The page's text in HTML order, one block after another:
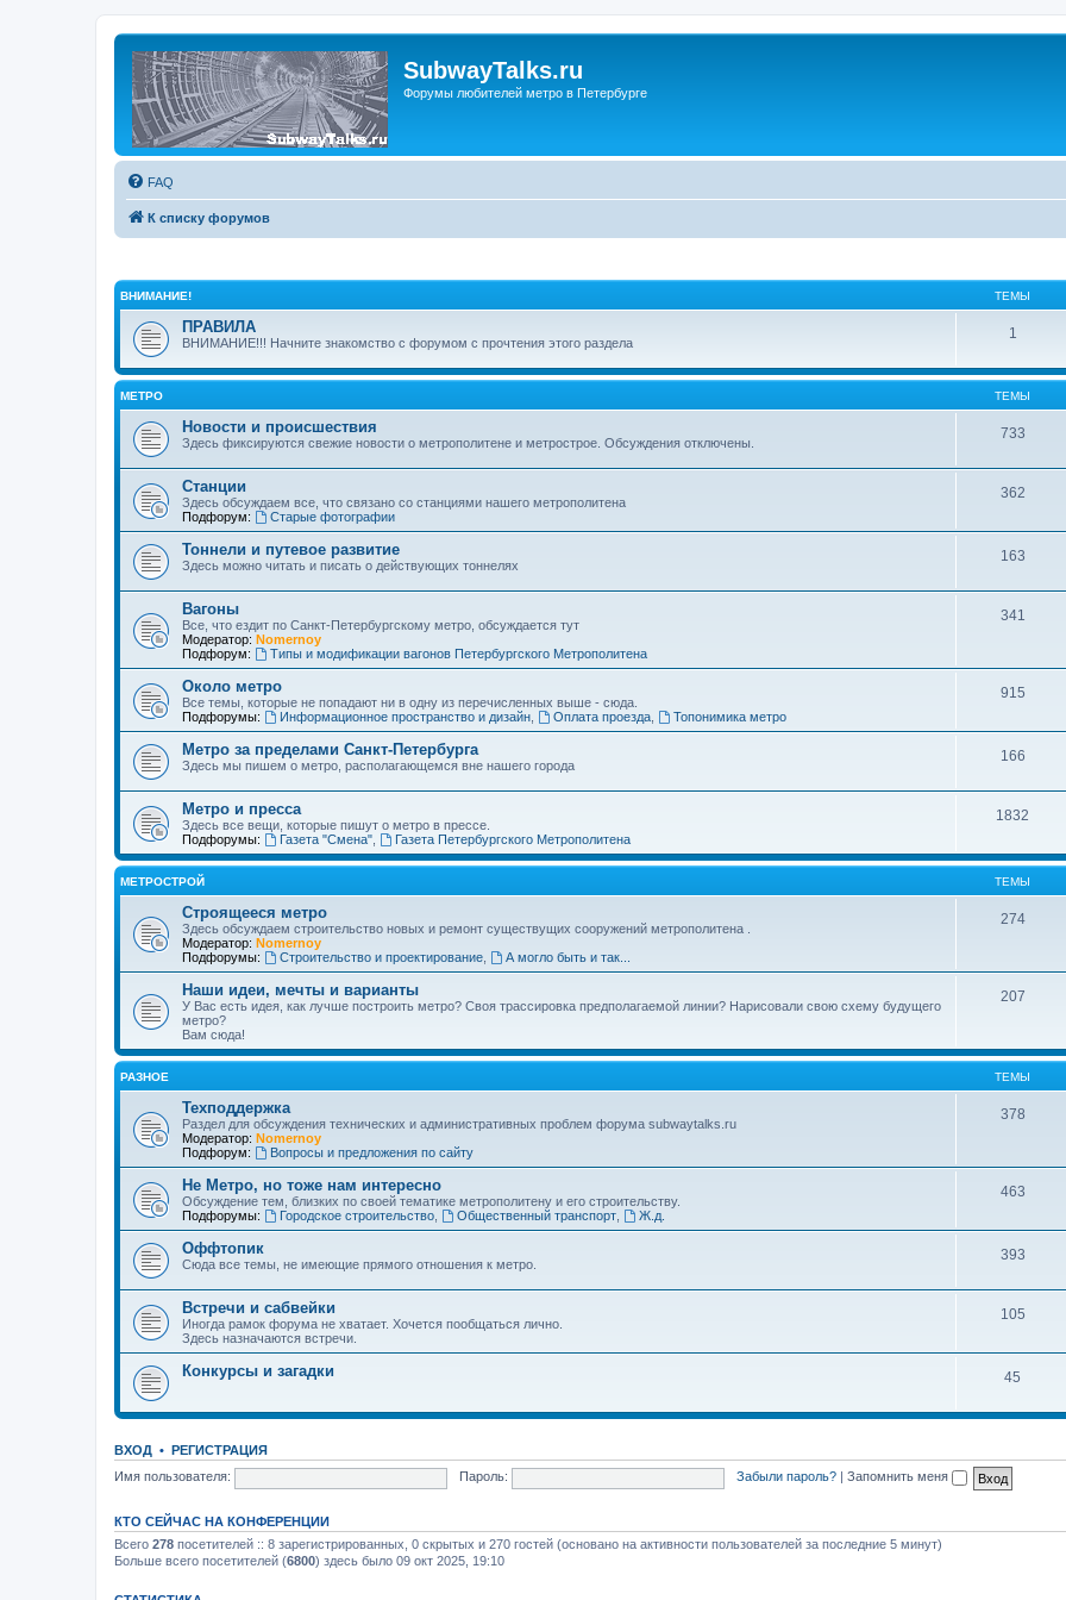
SubwayTalks.ru
Форумы любителей метро в Петербурге
FAQ
К списку форумов
ВНИМАНИЕ! ТЕМЫ
ПРАВИЛА
ВНИМАНИЕ!!! Начните знакомство с форумом с прочтения этого раздела
1
МЕТРО ТЕМЫ
Новости и происшествия
Здесь фиксируются свежие новости о метрополитене и метрострое. Обсуждения отключены.
733
Станции
Здесь обсуждаем все, что связано со станциями нашего метрополитена
Подфорум:
Старые фотографии
362
Тоннели и путевое развитие
Здесь можно читать и писать о действующих тоннелях
163
Вагоны
Все, что ездит по Санкт-Петербургскому метро, обсуждается тут
Модератор: Nomernoy
Подфорум:
Типы и модификации вагонов Петербургского Метрополитена
341
Около метро
Все темы, которые не попадают ни в одну из перечисленных выше - сюда.
Подфорумы:
Информационное пространство и дизайн, Оплата проезда, Топонимика метро
915
Метро за пределами Санкт-Петербурга
Здесь мы пишем о метро, располагающемся вне нашего города
166
Метро и пресса
Здесь все вещи, которые пишут о метро в прессе.
Подфорумы:
Газета "Смена", Газета Петербургского Метрополитена
1832
МЕТРОСТРОЙ ТЕМЫ
Строящееся метро
Здесь обсуждаем строительство новых и ремонт существущих сооружений метрополитена .
Модератор: Nomernoy
Подфорумы:
Строительство и проектирование, А могло быть и так...
274
Наши идеи, мечты и варианты
У Вас есть идея, как лучше построить метро? Своя трассировка предполагаемой линии? Нарисовали свою схему будущего
метро?
Вам сюда!
207
РАЗНОЕ ТЕМЫ
Техподдержка
Раздел для обсуждения технических и административных проблем форума subwaytalks.ru
Модератор: Nomernoy
Подфорум:
Вопросы и предложения по сайту
378
Не Метро, но тоже нам интересно
Обсуждение тем, близких по своей тематике метрополитену и его строительству.
Подфорумы:
Городское строительство, Общественный транспорт, Ж.д.
463
Оффтопик
Сюда все темы, не имеющие прямого отношения к метро.
393
Встречи и сабвейки
Иногда рамок форума не хватает. Хочется пообщаться лично.
Здесь назначаются встречи.
105
Конкурсы и загадки 45
ВХОД • РЕГИСТРАЦИЯ
Имя пользователя:
Пароль: Забыли пароль? Запомнить меня
КТО СЕЙЧАС НА КОНФЕРЕНЦИИ
Всего 278 посетителей :: 8 зарегистрированных, 0 скрытых и 270 гостей (основано на активности пользователей за последние 5 минут)
Больше всего посетителей (6800) здесь было 09 окт 2025, 19:10